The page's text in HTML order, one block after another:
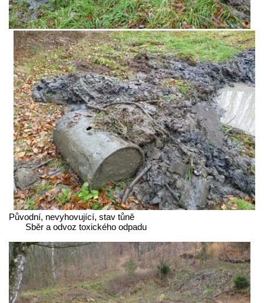
Původní, nevyhovující, stav tůně
Sběr a odvoz toxického odpadu